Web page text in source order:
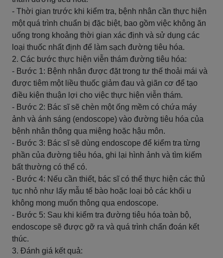
- Thời gian trước khi kiểm tra, bệnh nhân cần thực hiện
một quá trình chuẩn bị đặc biệt, bao gồm việc không ăn
uống trong khoảng thời gian xác định và sử dụng các
loại thuốc nhất định để làm sạch đường tiêu hóa.
2. Các bước thực hiện viễn thám đường tiêu hóa:
- Bước 1: Bệnh nhân được đặt trong tư thế thoải mái và
được tiêm một liều thuốc giảm đau và giãn cơ để tạo
điều kiện thuận lợi cho việc thực hiện viễn thám.
- Bước 2: Bác sĩ sẽ chèn một ống mềm có chứa máy
ảnh và ánh sáng (endoscope) vào đường tiêu hóa của
bệnh nhân thông qua miệng hoặc hậu môn.
- Bước 3: Bác sĩ sẽ dùng endoscope để kiểm tra từng
phần của đường tiêu hóa, ghi lại hình ảnh và tìm kiếm
bất thường có thể có.
- Bước 4: Nếu cần thiết, bác sĩ có thể thực hiện các thủ
tục nhỏ như lấy mẫu tế bào hoặc loại bỏ các khối u
không mong muốn thông qua endoscope.
- Bước 5: Sau khi kiểm tra đường tiêu hóa toàn bộ,
endoscope sẽ được gỡ ra và quá trình chẩn đoán kết
thúc.
3. Đánh giá kết quả: